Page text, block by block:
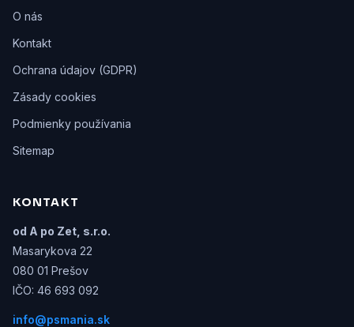
O nás
Kontakt
Ochrana údajov (GDPR)
Zásady cookies
Podmienky používania
Sitemap
KONTAKT
od A po Zet, s.r.o.
Masarykova 22
080 01 Prešov
IČO: 46 693 092
info@psmania.sk